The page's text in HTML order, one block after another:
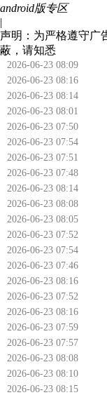
android版专区
|
声明：为严格遵守广
蔽，请知悉
2026-06-23 08:09
2026-06-23 08:16
2026-06-23 08:14
2026-06-23 08:01
2026-06-23 07:50
2026-06-23 07:54
2026-06-23 07:51
2026-06-23 07:48
2026-06-23 08:14
2026-06-23 08:08
2026-06-23 08:05
2026-06-23 07:52
2026-06-23 07:54
2026-06-23 07:46
2026-06-23 08:16
2026-06-23 07:52
2026-06-23 08:16
2026-06-23 07:59
2026-06-23 07:57
2026-06-23 08:08
2026-06-23 08:10
2026-06-23 08:15